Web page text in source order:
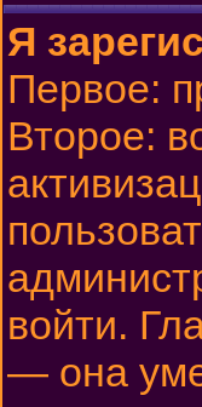
Я
Первое:
Второе:
войти.
— она